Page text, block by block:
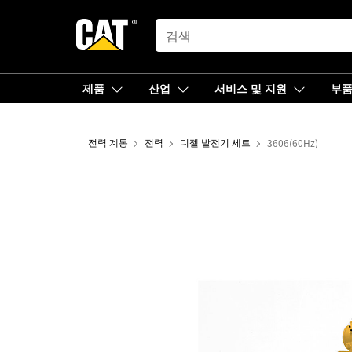
SEARCH
제품 산업 서비스 및 지원 부품
전력 계통 전력 디젤 발전기 세트 3606(60Hz)